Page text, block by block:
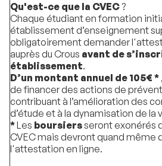
Qu'est-ce que la CVEC ?
Chaque étudiant en formation
établissement d’enseignement
obligatoirement demander
auprès du Crous avant de
établissement.
D’un montant annuel de 105€ *
de financer des actions de
contribuant à l’amélioration des
d’étude et à la dynamisation de la
*Les boursiersseront exonérés
CVEC mais devront quand même
l'attestation en ligne.